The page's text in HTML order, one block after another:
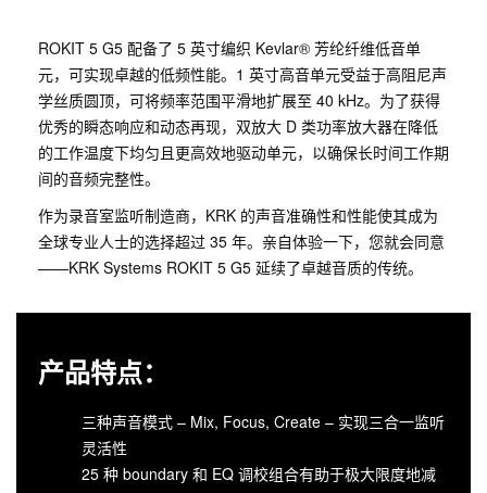
ROKIT 5 G5 配备了 5 英寸编织 Kevlar® 芳纶纤维低音单
元，可实现卓越的低频性能。1 英寸高音单元受益于高阻尼声
学丝质圆顶，可将频率范围平滑地扩展至 40 kHz。为了获得
优秀的瞬态响应和动态再现，双放大 D 类功率放大器在降低
的工作温度下均匀且更高效地驱动单元，以确保长时间工作期
间的音频完整性。
作为录音室监听制造商，KRK 的声音准确性和性能使其成为
全球专业人士的选择超过 35 年。亲自体验一下，您就会同意
——KRK Systems ROKIT 5 G5 延续了卓越音质的传统。
产品特点：
三种声音模式 – Mix, Focus, Create – 实现三合一监听
灵活性
25 种 boundary 和 EQ 调校组合有助于极大限度地减